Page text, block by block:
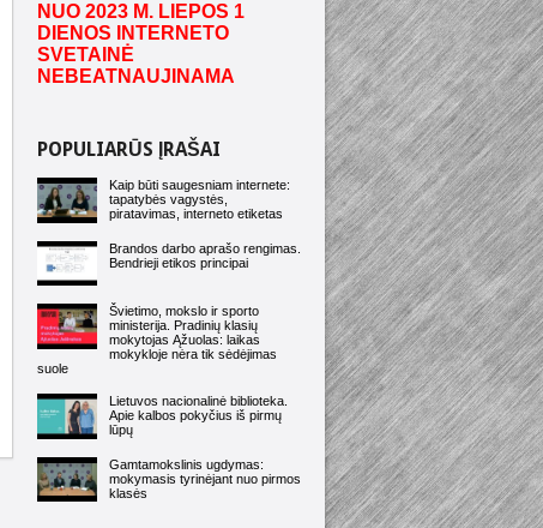
NUO 2023 M. LIEPOS 1
DIENOS INTERNETO
SVETAINĖ
NEBEATNAUJINAMA
POPULIARŪS ĮRAŠAI
Kaip būti saugesniam internete:
tapatybės vagystės,
piratavimas, interneto etiketas
Brandos darbo aprašo rengimas.
Bendrieji etikos principai
Švietimo, mokslo ir sporto
ministerija. Pradinių klasių
mokytojas Ąžuolas: laikas
mokykloje nėra tik sėdėjimas
suole
Lietuvos nacionalinė biblioteka.
Apie kalbos pokyčius iš pirmų
lūpų
Gamtamokslinis ugdymas:
mokymasis tyrinėjant nuo pirmos
klasės